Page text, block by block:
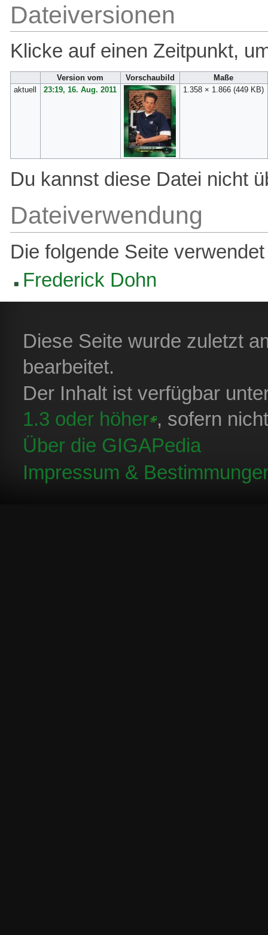
Dateiversionen
Klicke auf einen Zeitpunkt,
Version vom Vorschaubild
Maße
aktuell
23:19, 16. Aug. 2011 1.358 × 1.866(449 KB)
Du kannst diese Datei nicht
Dateiverwendung
Die folgende Seite
Frederick Dohn
Diese Seite wurde zuletzt
bearbeitet.
Der Inhalt ist verfügbar
1.3 oder höher , sofern
Über die GIGAPedia
Impressum &